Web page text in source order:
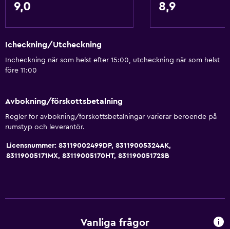
9,0 8,9
Icheckning/Utcheckning
Incheckning när som helst efter 15:00, utcheckning när som helst
före 11:00
Avbokning/förskottsbetalning
Regler för avbokning/förskottsbetalningar varierar beroende på
rumstyp och leverantör.
Licensnummer: 83119002499DP, 83119005324AK,
83119005171MX, 83119005170HT, 83119005172SB
Vanliga frågor